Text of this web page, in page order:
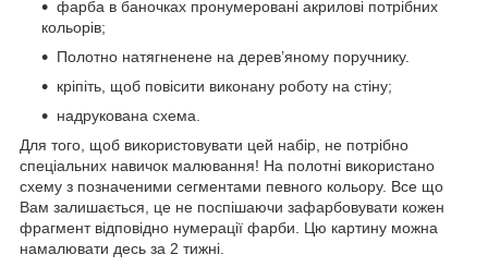
фарба в баночках пронумеровані акрилові потрібних
кольорів;
Полотно натягненене на дерев’яному поручнику.
кріпіть, щоб повісити виконану роботу на стіну;
надрукована схема.
Для того, щоб використовувати цей набір, не потрібно
спеціальних навичок малювання! На полотні використано
схему з позначеними сегментами певного кольору. Все що
Вам залишається, це не поспішаючи зафарбовувати кожен
фрагмент відповідно нумерації фарби. Цю картину можна
намалювати десь за 2 тижні.